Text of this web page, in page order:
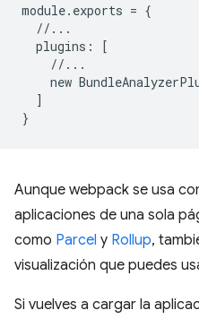
module. exports = {
//...
plugins :
[
//...
new
]
}
Aunque webpack se usa
aplicaciones de una sola
como Parcel y Rollup,
visualización que puedes
Si vuelves a cargar la